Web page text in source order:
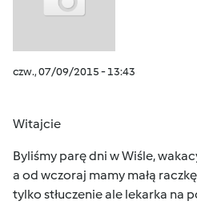
czw., 07/09/2015 - 13:43
Witajcie
Byliśmy parę dni w Wiśle,
a od wczoraj mamy małą
tylko stłuczenie ale lekarka na